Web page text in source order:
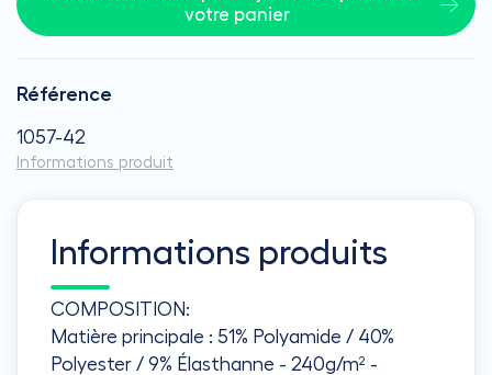
votre panier
Référence
1057-42
Informations produit
Informations produits
COMPOSITION:
Matière principale : 51% Polyamide / 40%
Polyester / 9% Élasthanne - 240g/m² -